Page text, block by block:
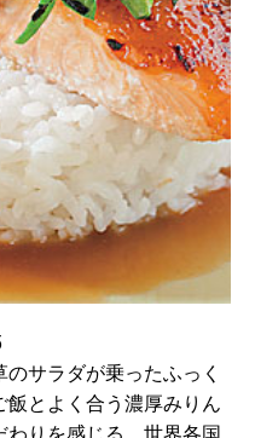
サラダが乗ったふっく
飯とよく合う濃厚みりん